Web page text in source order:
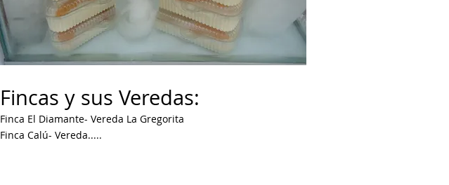
Fincas y sus Veredas:
Finca El Diamante- Vereda La Gregorita
Finca Calú- Vereda.....